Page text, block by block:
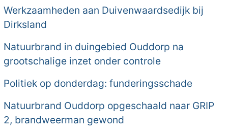
Werkzaamheden aan Duivenwaardsedijk bij
Dirksland
Natuurbrand in duingebied Ouddorp na
grootschalige inzet onder controle
Politiek op donderdag: funderingsschade
Natuurbrand Ouddorp opgeschaald naar GRIP
2, brandweerman gewond